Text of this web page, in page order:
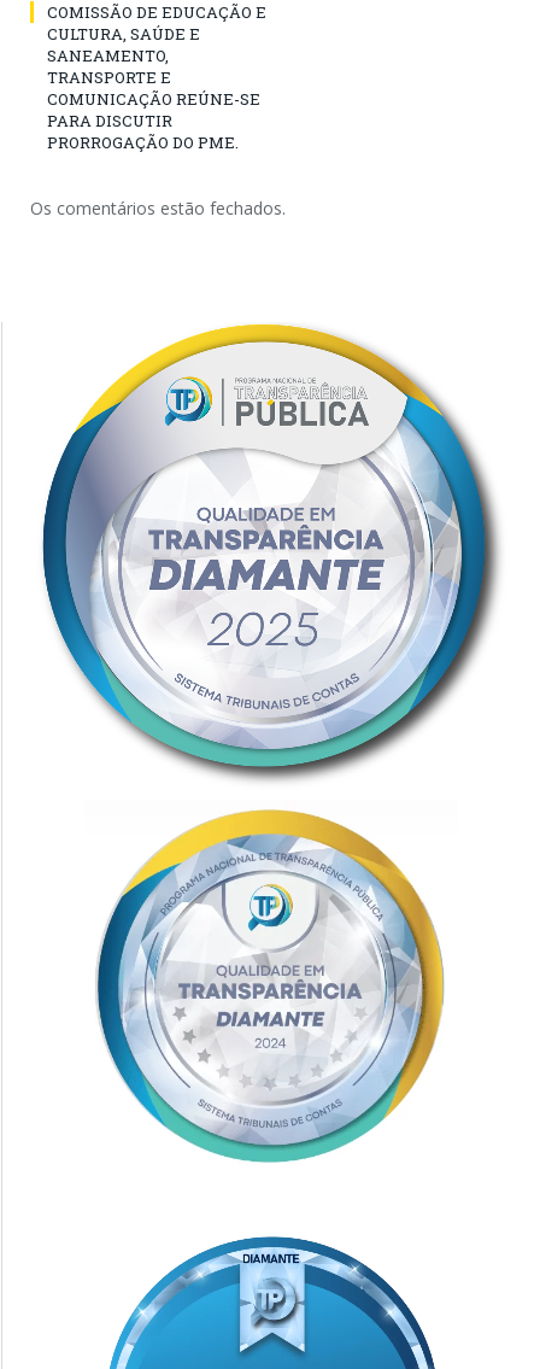
COMISSÃO DE EDUCAÇÃO E
CULTURA, SAÚDE E
SANEAMENTO,
TRANSPORTE E
COMUNICAÇÃO REÚNE-SE
PARA DISCUTIR
PRORROGAÇÃO DO PME.
Os comentários estão fechados.